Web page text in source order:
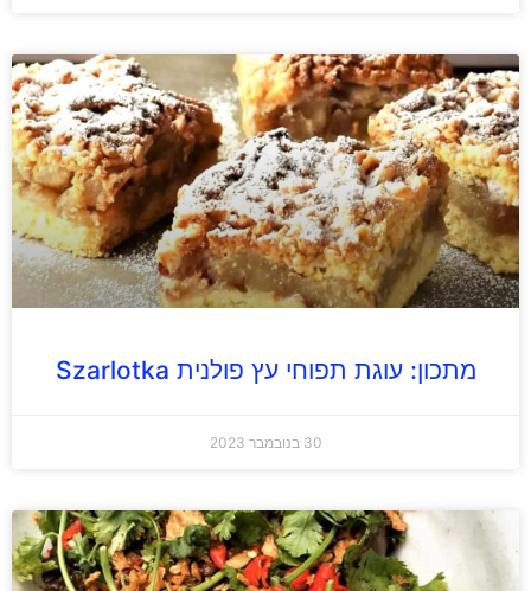
מתכון: עוגת תפוחי עץ פולנית Szarlotka
30 בנובמבר 2023